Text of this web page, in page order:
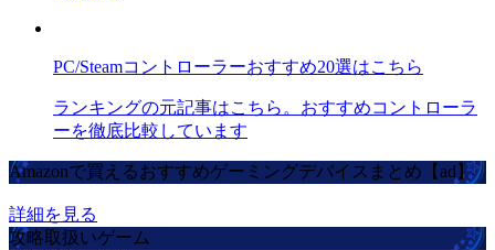
PC/Steamコントローラーおすすめ20選はこちら
ランキングの元記事はこちら。おすすめコントローラ
ーを徹底比較しています
Amazonで買えるおすすめゲーミングデバイスまとめ【ad】
詳細を見る
攻略取扱いゲーム